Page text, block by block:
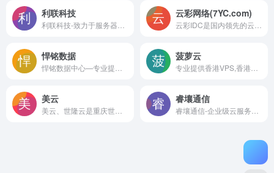
利联科技 云彩网络(7YC.com)
悍铭数据 菠萝云
美云 睿壤通信